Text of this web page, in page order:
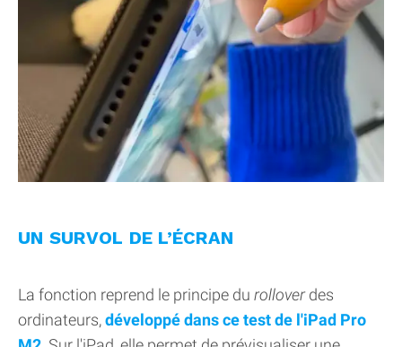
UN SURVOL DE L’ÉCRAN
La fonction reprend le principe du rolloverdes
ordinateurs,développé dans ce test de l'iPad Pro